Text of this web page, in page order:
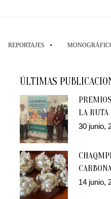
REPORTAJES
ÚLTIMAS
LA RUTA
30 junio,
14 junio,